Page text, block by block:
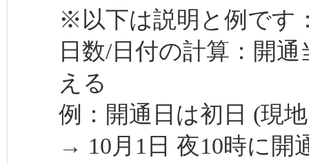
※以下は説明と例です
日数/日付の計算：開
える
例：開通日は初日 (現
→ 10月1日 夜10時に開